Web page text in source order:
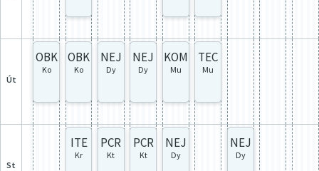
út
OBK
Ko
OBK
Ko
NEJ
Dy
NEJ
Dy
KOM
Mu
TEC
Mu
st
ITE
Kr
PCR
Kt
PCR
Kt
NEJ
Dy
NEJ
Dy